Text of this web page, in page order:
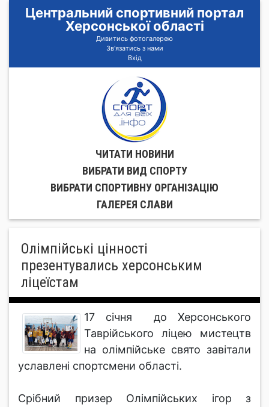
Центральний спортивний портал
Херсонської області
Дивитись фотогалерею
Зв'язатись з нами
Вхід
ЧИТАТИ НОВИНИ
ВИБРАТИ ВИД СПОРТУ
ВИБРАТИ СПОРТИВНУ ОРГАНIЗАЦIЮ
ГАЛЕРЕЯ СЛАВИ
Олімпійські цінності
презентувались херсонським
ліцеїстам
17 січня до Херсонського
Таврійського ліцею мистецтв
на олімпійське свято завітали
уславлені спортсмени області.
Срібний призер Олімпійських ігор з